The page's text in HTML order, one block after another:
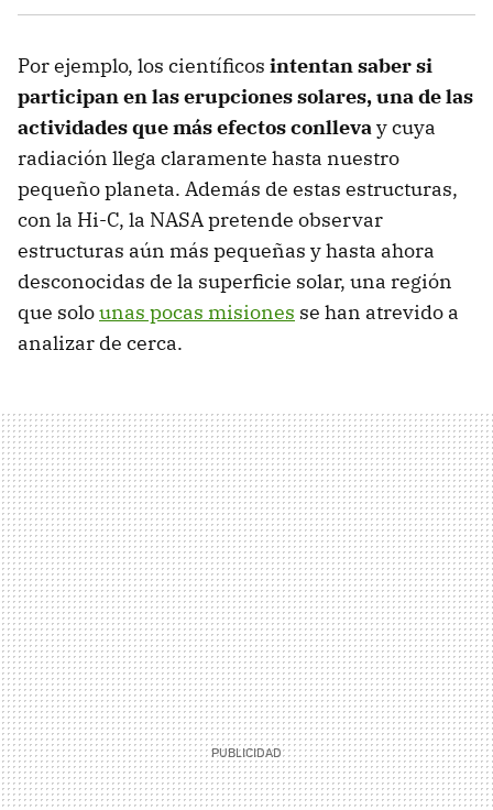
Por ejemplo, los científicos intentan saber si
participan en las erupciones solares, una de las
actividades que más efectos conllevay cuya
radiación llega claramente hasta nuestro
pequeño planeta. Además de estas estructuras,
con la Hi-C, la NASA pretende observar
estructuras aún más pequeñas y hasta ahora
desconocidas de la superficie solar, una región
que solounas pocas misiones se han atrevido a
analizar de cerca.